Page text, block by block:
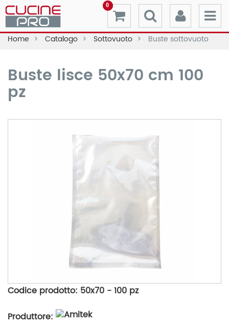
0
Home Catalogo Sottovuoto Buste sottovuoto
Buste lisce 50x70 cm 100
pz
Codice prodotto: 50x70 - 100 pz
Produttore: